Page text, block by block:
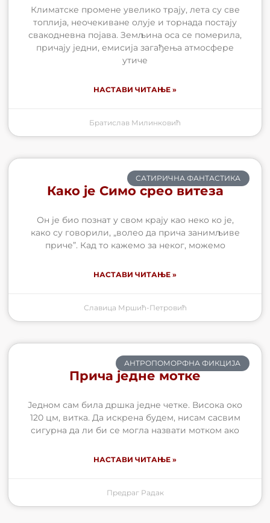
Климатске промене увелико трају, лета су све
топлија, неочекиване олује и торнада постају
свакодневна појава. Земљина оса се померила,
причају једни, емисија загађења атмосфере
утиче
НАСТАВИ ЧИТАЊЕ »
Братислав Милинковић
САТИРИЧНА ФАНТАСТИКА
Како је Симо срео витеза
Он је био познат у свом крају као неко ко је,
како су говорили, „волео да прича занимљиве
приче”. Кад то кажемо за неког, можемо
НАСТАВИ ЧИТАЊЕ »
Славица Мршић-Петровић
АНТРОПОМОРФНА ФИКЦИЈА
Прича једне мотке
Једном сам била дршка једне четке. Висока око
120 цм, витка. Да искрена будем, нисам сасвим
сигурна да ли би се могла назвати мотком ако
НАСТАВИ ЧИТАЊЕ »
Предраг Радак